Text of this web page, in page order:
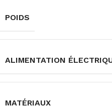
POIDS
ALIMENTATION
MATÉRIAUX